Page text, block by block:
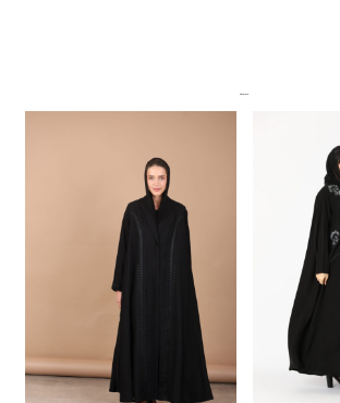
منتجات ذات صلة